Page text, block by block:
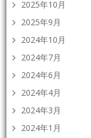
2025年10月
2025年9月
2024年10月
2024年7月
2024年6月
2024年4月
2024年3月
2024年1月